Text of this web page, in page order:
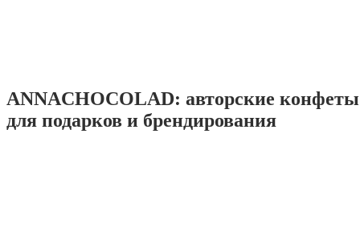
ANNACHOCOLAD: авторские
для подарков и брендирования